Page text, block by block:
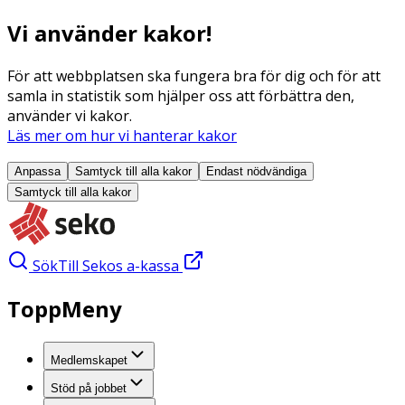
Vi använder kakor!
För att webbplatsen ska fungera bra för dig och för att
samla in statistik som hjälper oss att förbättra den,
använder vi kakor.
Läs mer om hur vi hanterar kakor
Anpassa Samtyck till alla kakor
Endast nödvändiga
Samtyck till alla kakor
SökTill Sekos a-kassa
ToppMeny
Medlemskapet
Stöd på jobbet